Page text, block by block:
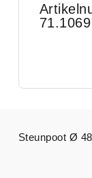
71.1069
Steunpoot Ø